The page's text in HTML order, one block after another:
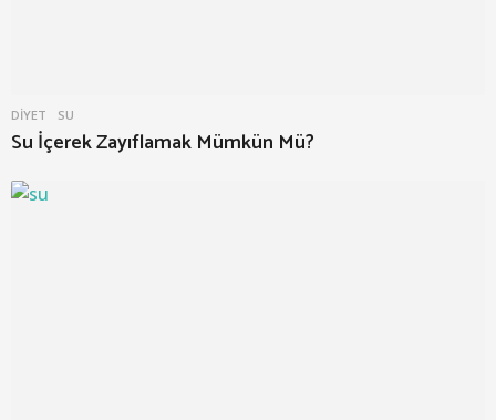
DIYET SU
Su İçerek Zayıflamak Mümkün Mü?